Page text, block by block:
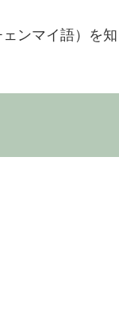
ンマイ語）を知